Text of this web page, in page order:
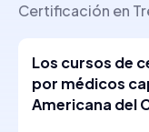
Certificación en
Los cursos de
por médicos
Americana del